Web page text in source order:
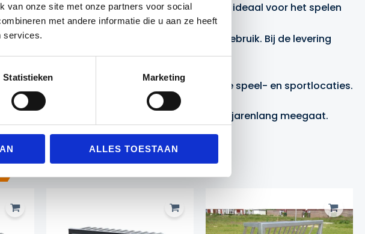
van onze site met onze partners voor social
met andere informatie die u aan ze heeft
services.
Statistieken Marketing
ALLES TOESTAAN
het doel uit. De ringhoogte is 3,05 meter, ideaal voor het spelen
doel stevig blijft staan, zelfs bij intensief gebruik. Bij de levering
voor veiligheid en duurzaamheid op openbare speel- en sportlocaties.
robuuste en veelzijdige sportoplossing die jarenlang meegaat.